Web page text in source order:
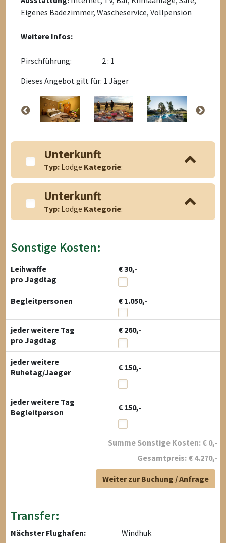
Eigenes Badezimmer, Wäscheservice, Vollpension
Weitere Infos:
Pirschführung:
2 : 1
Dieses Angebot gilt für: 1 Jäger
Unterkunft
Typ: Lodge Kategorie:
Unterkunft
Typ: Lodge Kategorie:
Sonstige Kosten:
Leihwaffe
€ 30,-
pro Jagdtag
Begleitpersonen € 1.050,-
jeder weitere Tag
€ 260,-
pro Jagdtag
jeder weitere
Ruhetag/Jaeger
€ 150,-
jeder weitere Tag
Begleitperson
€ 150,-
Summe Sonstige Kosten: € 0,-
Gesamtpreis: € 4.270,-
Weiter zur Buchung / Anfrage
Transfer:
Nächster Flughafen:
Windhuk